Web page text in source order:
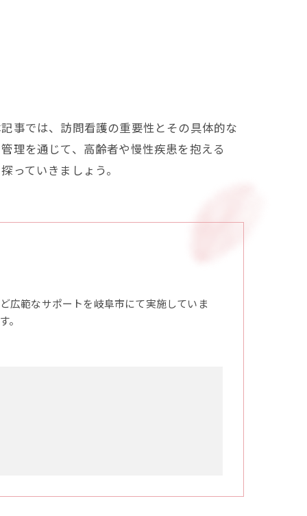
事では、訪問看護の重要性とその具体的な
理を通じて、高齢者や慢性疾患を抱える
っていきましょう。
広範なサポートを岐阜市にて実施していま
。